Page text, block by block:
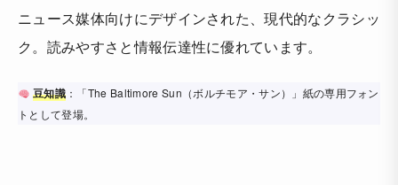
ニュース媒体向けにデザインされた、現代的なクラシッ
ク。読みやすさと情報伝達性に優れています。
豆知識：「The Baltimore Sun（ボルチモア・サン）」紙の専用フォン
トとして登場。